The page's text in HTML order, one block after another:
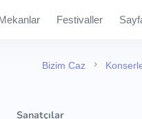
Festivaller
Bizim Caz
Sanatçılar